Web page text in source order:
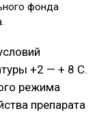
фонда
+2 — + 8 С.
режима
препарата